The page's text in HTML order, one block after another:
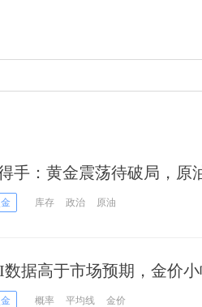
手：黄金震荡待破局
库存 政治 原油
数据高于市场预期，金价
概率 平均线 金价